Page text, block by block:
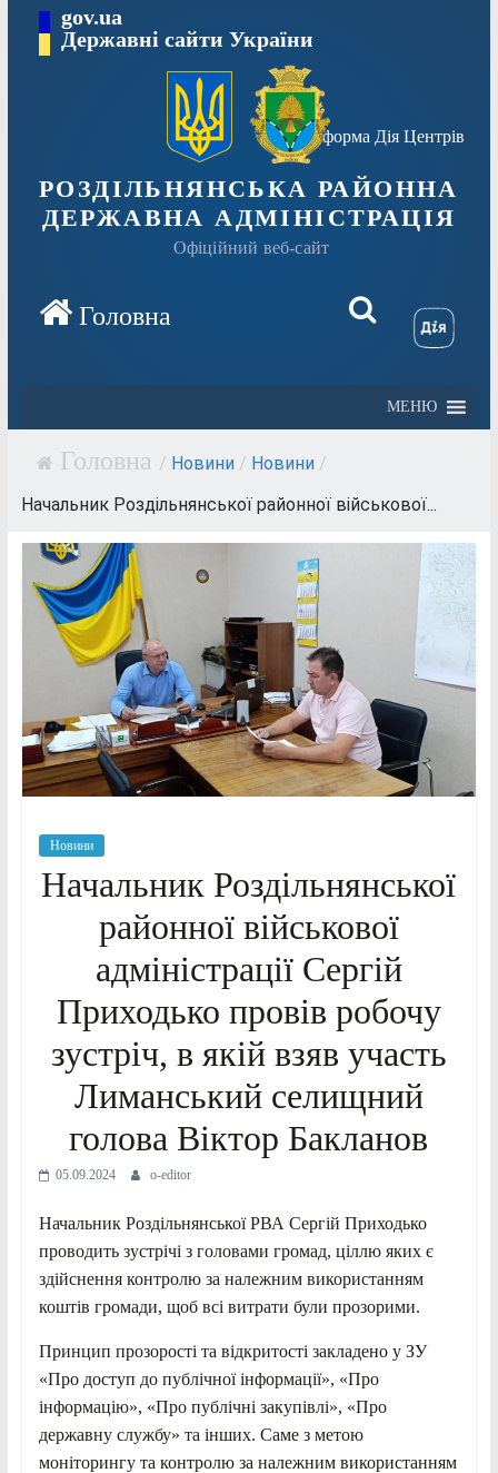
Перейтиgov.ua
Державні сайти України
Платформа Дія Центрів
РОЗДІЛЬНЯНСЬКА РАЙОННА
ДЕРЖАВНА АДМІНІСТРАЦІЯ
Офіційний веб-сайт
МЕНЮ
/ Новини / Новини /
Начальник Роздільнянської районної військової...
Новини
Начальник Роздільнянської
районної військової
адміністрації Сергій
Приходько провів робочу
зустріч, в якій взяв участь
Лиманський селищний
голова Віктор Бакланов
05.09.2024 o-editor
Начальник Роздільнянської РВА Сергій Приходько
проводить зустрічі з головами громад, ціллю яких є
здійснення контролю за належним використанням
коштів громади, щоб всі витрати були прозорими.
Принцип прозорості та відкритості закладено у ЗУ
«Про доступ до публічної інформації», «Про
інформацію», «Про публічні закупівлі», «Про
державну службу» та інших. Саме з метою
моніторингу та контролю за належним використанням